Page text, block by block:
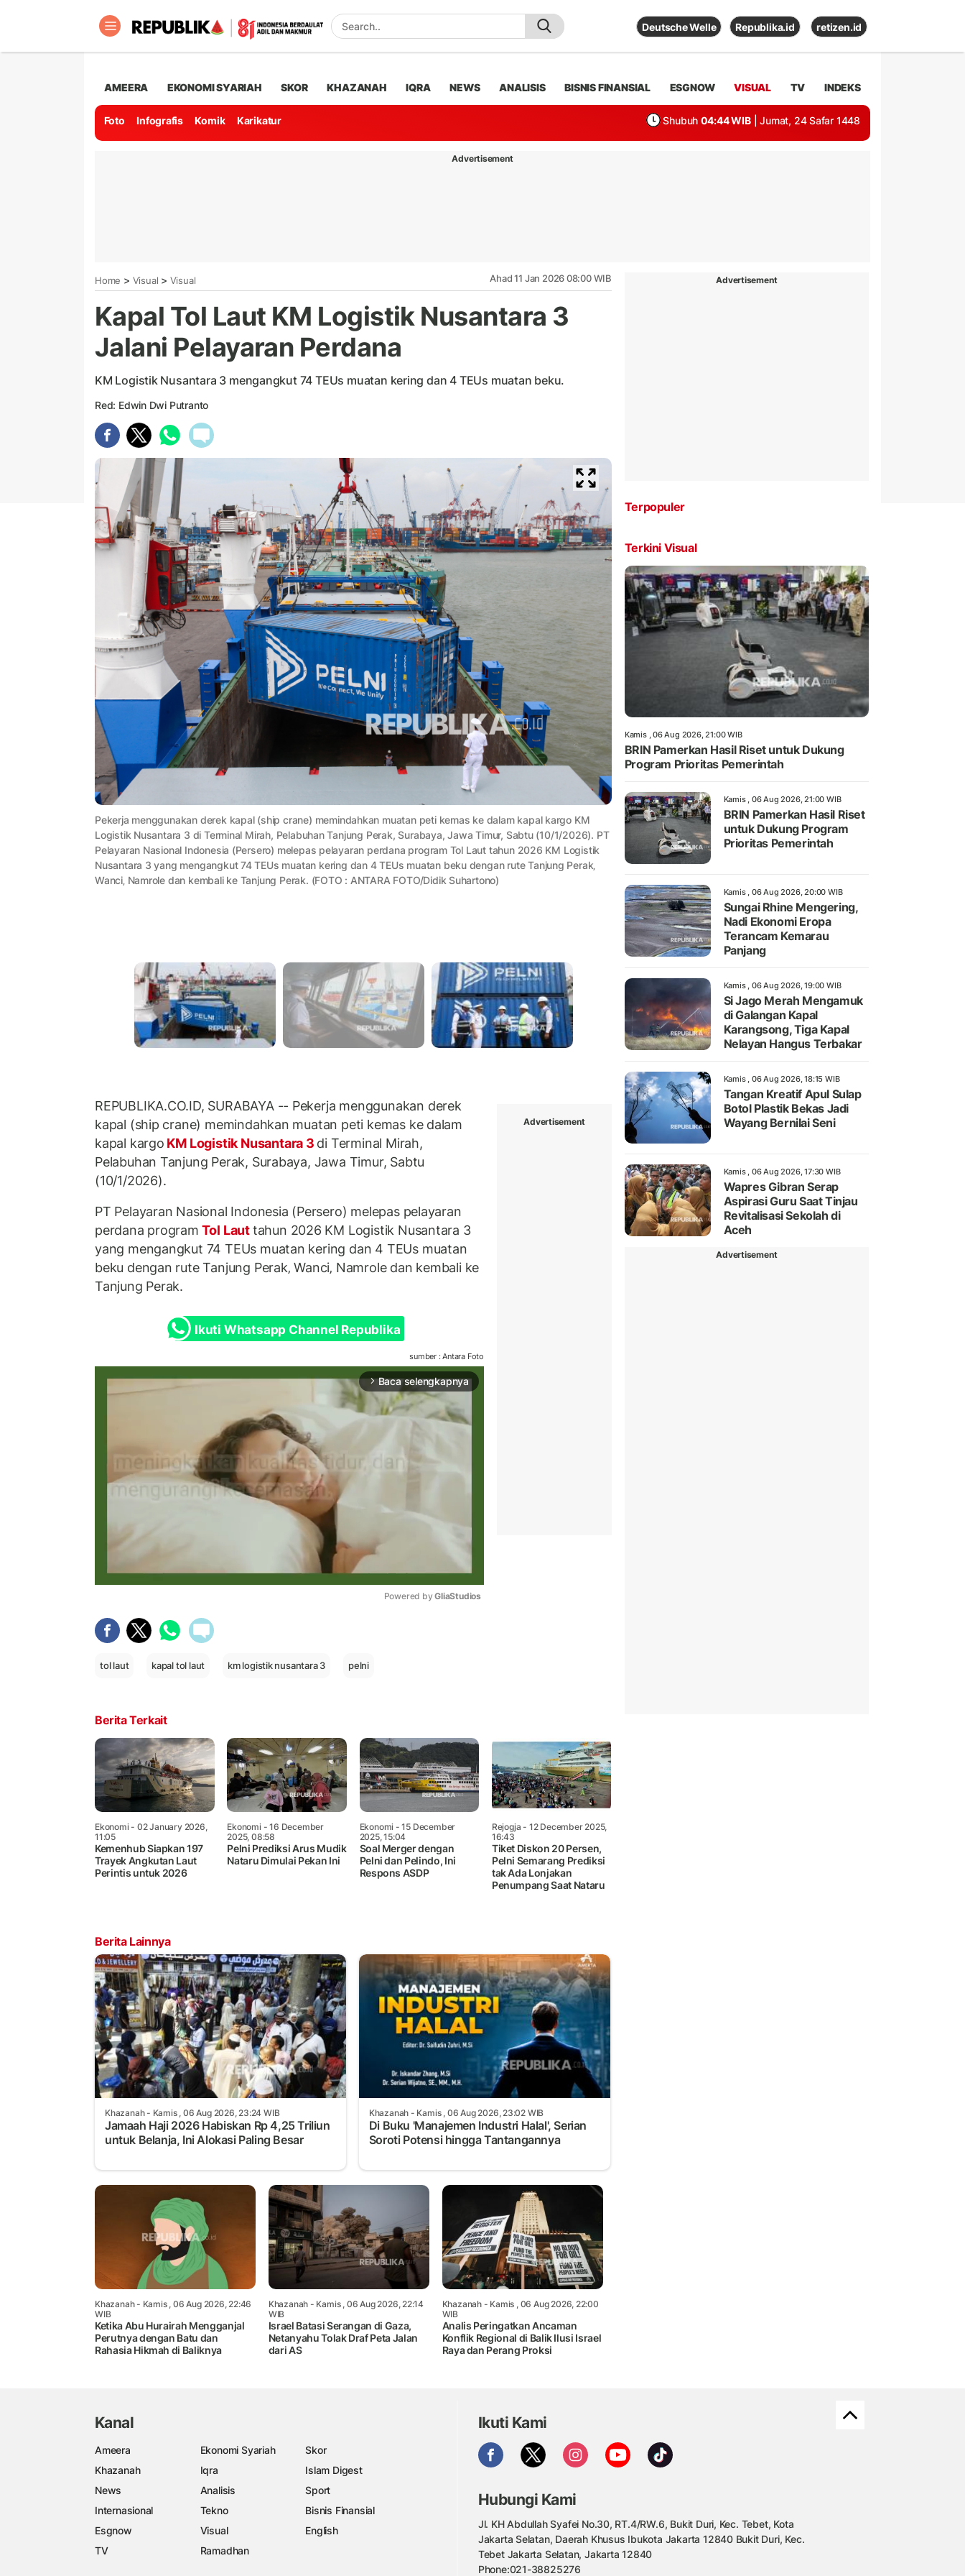
Deutsche Welle Republika.id retizen.id
AMEERA EKONOMI SYARIAH SKOR KHAZANAH IQRA NEWS ANALISIS BISNIS FINANSIAL ESGNOW VISUAL TV INDEKS
Foto Infografis Komik Karikatur Shubuh 04:44 WIB | Jumat, 24 Safar 1448
Advertisement
Home > Visual > Visual Ahad 11 Jan 2026 08:00 WIB
Kapal Tol Laut KM Logistik Nusantara 3
Jalani Pelayaran Perdana
KM Logistik Nusantara 3 mengangkut 74 TEUs muatan kering dan 4 TEUs muatan beku.
Red: Edwin Dwi Putranto
Pekerja menggunakan derek kapal (ship crane) memindahkan muatan peti kemas ke dalam kapal kargo KM
Logistik Nusantara 3 di Terminal Mirah, Pelabuhan Tanjung Perak, Surabaya, Jawa Timur, Sabtu (10/1/2026). PT
Pelayaran Nasional Indonesia (Persero) melepas pelayaran perdana program Tol Laut tahun 2026 KM Logistik
Nusantara 3 yang mengangkut 74 TEUs muatan kering dan 4 TEUs muatan beku dengan rute Tanjung Perak‚
Wanci‚ Namrole dan kembali ke Tanjung Perak. (FOTO : ANTARA FOTO/Didik Suhartono)
REPUBLIKA.CO.ID, SURABAYA -- Pekerja menggunakan derek
kapal (ship crane) memindahkan muatan peti kemas ke dalam
kapal kargo KM Logistik Nusantara 3 di Terminal Mirah,
Pelabuhan Tanjung Perak, Surabaya, Jawa Timur, Sabtu
(10/1/2026).
PT Pelayaran Nasional Indonesia (Persero) melepas pelayaran
perdana program Tol Lauttahun 2026 KM Logistik Nusantara 3
yang mengangkut 74 TEUs muatan kering dan 4 TEUs muatan
beku dengan rute Tanjung Perak‚ Wanci‚ Namrole dan kembali ke
Tanjung Perak.
Ikuti Whatsapp Channel Republika
sumber : Antara Foto
arrow_forward_ios Baca selengkapnya
Powered by GliaStudios
Advertisement
tol laut kapal tol laut km logistik nusantara 3 pelni
Berita Terkait
Ekonomi- 02 January 2026,
11:05
Kemenhub Siapkan 197
Trayek Angkutan Laut
Perintis untuk 2026
Ekonomi- 16 December
2025, 08:58
Pelni Prediksi Arus Mudik
Nataru Dimulai Pekan Ini
Ekonomi - 15 December
2025, 15:04
Soal Merger dengan
Pelni dan Pelindo, Ini
Respons ASDP
Rejogja - 12 December 2025,
16:43
Tiket Diskon 20 Persen,
Pelni Semarang Prediksi
tak Ada Lonjakan
Penumpang Saat Nataru
Berita Lainnya
Khazanah- Kamis , 06 Aug 2026, 23:24 WIB
Jamaah Haji 2026 Habiskan Rp 4,25 Triliun
untuk Belanja, Ini Alokasi Paling Besar
Khazanah - Kamis , 06 Aug 2026, 23:02 WIB
Di Buku 'Manajemen Industri Halal', Serian
Soroti Potensi hingga Tantangannya
Khazanah- Kamis , 06 Aug 2026, 22:46
WIB
Ketika Abu Hurairah Mengganjal
Perutnya dengan Batu dan
Rahasia Hikmah di Baliknya
Khazanah - Kamis , 06 Aug 2026, 22:14
WIB
Israel Batasi Serangan di Gaza,
Netanyahu Tolak Draf Peta Jalan
dari AS
Khazanah- Kamis , 06 Aug 2026, 22:00
WIB
Analis Peringatkan Ancaman
Konflik Regional di Balik Ilusi Israel
Raya dan Perang Proksi
Advertisement
Terpopuler
Terkini Visual
Kamis , 06 Aug 2026, 21:00 WIB
BRIN Pamerkan Hasil Riset untuk Dukung
Program Prioritas Pemerintah
Kamis , 06 Aug 2026, 21:00 WIB
BRIN Pamerkan Hasil Riset
untuk Dukung Program
Prioritas Pemerintah
Kamis , 06 Aug 2026, 20:00 WIB
Sungai Rhine Mengering,
Nadi Ekonomi Eropa
Terancam Kemarau
Panjang
Kamis , 06 Aug 2026, 19:00 WIB
Si Jago Merah Mengamuk
di Galangan Kapal
Karangsong, Tiga Kapal
Nelayan Hangus Terbakar
Kamis , 06 Aug 2026, 18:15 WIB
Tangan Kreatif Apul Sulap
Botol Plastik Bekas Jadi
Wayang Bernilai Seni
Kamis , 06 Aug 2026, 17:30 WIB
Wapres Gibran Serap
Aspirasi Guru Saat Tinjau
Revitalisasi Sekolah di
Aceh
Advertisement
Kanal
Ameera Ekonomi Syariah
Skor
Khazanah
Iqra
Islam Digest
News
Analisis
Sport
Internasional
Tekno
Bisnis Finansial
Esgnow
Visual
English
TV
Ramadhan
Ikuti Kami
Hubungi Kami
Jl. KH Abdullah Syafei No.30, RT.4/RW.6, Bukit Duri, Kec. Tebet, Kota
Jakarta Selatan, Daerah Khusus Ibukota Jakarta 12840 Bukit Duri, Kec.
Tebet Jakarta Selatan, Jakarta 12840
Phone:021-38825276